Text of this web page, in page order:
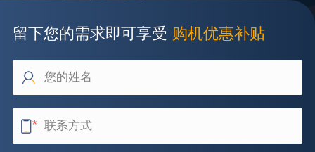
留下您的需求即可享受 购机优惠补贴